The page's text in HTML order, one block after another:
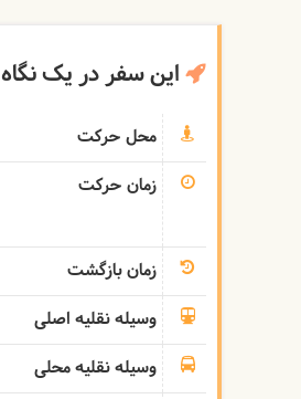
این سفر در یک نگاه
محل حرکت
زمان حرکت
زمان بازگشت
وسیله نقلیه اصلی
وسیله نقلیه محلی